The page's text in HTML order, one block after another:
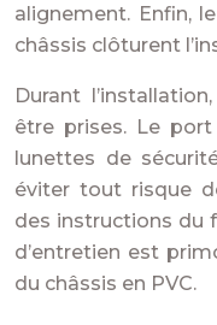
alignement. Enfin,
châssis clôturent
Durant
être prises. Le
lunettes de
éviter tout risque
des instructions du
d’entretien est
du châssis en PVC.